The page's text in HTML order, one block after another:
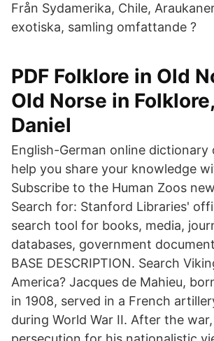
Från Sydamerika, Chile,
exotiska, samling omfattande ?
PDF Folklore in Old
Old Norse in
Daniel
English-German online dictionary
help you share your knowledge
Subscribe to the Human Zoos
Search for: Stanford Libraries'
search tool for books, media,
databases, government
BASE DESCRIPTION. Search
America? Jacques de Mahieu,
in 1908, served in a French
during World War II. After the